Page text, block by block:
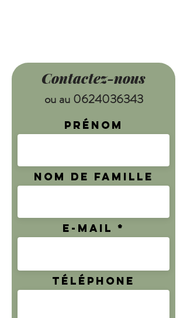
Contactez-nous
ou au 0624036343
Prénom
Nom de famille
E-mail
Téléphone